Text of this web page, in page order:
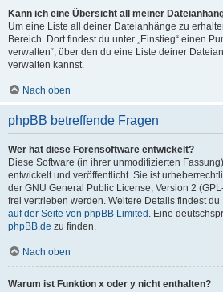
Kann ich eine Übersicht all meiner
Um eine Liste all deiner Dateianhänge zu
Bereich. Dort findest du unter „Einstieg“ einen
verwalten“, über den du eine Liste deiner
verwalten kannst.
Nach oben
phpBB betreffende Fragen
Wer hat diese Forensoftware entwickelt?
Diese Software (in ihrer unmodifizierten
entwickelt und veröffentlicht. Sie ist
der GNU General Public License, Version 2
frei vertrieben werden. Weitere Details findest du
auf der Seite von phpBB Limited . Eine
phpBB.de zu finden.
Nach oben
Warum ist Funktion x oder y nicht enthalten?